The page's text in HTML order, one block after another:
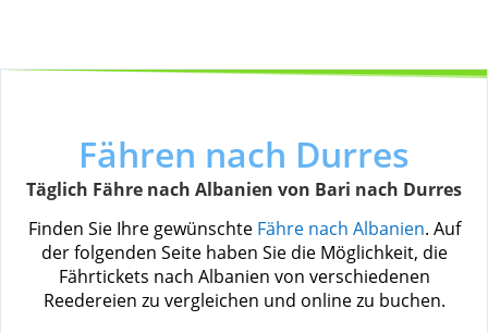
Fähren nach Durres
Täglich Fähre nach Albanien von Bari nach Durres
Finden Sie Ihre gewünschte Fähre nach Albanien. Auf
der folgenden Seite haben Sie die Möglichkeit, die
Fährtickets nach Albanien von verschiedenen
Reedereien zu vergleichen und online zu buchen.